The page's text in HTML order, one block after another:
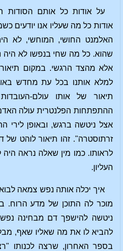
על אודות כל אותם הסודות
אודות כל מה שעליו אנו יודעים
האלמנט החושי, המוחשי, לא
שהוא. כל מה שחי בנפשו לא היה
אלא מהצד הרגשי. במקום תיאור
למלא אותנו בכל עת מחדש
תיאור של אותו עולם-
ההתפתחות הפלנטרית עולה
אצל ניטשה ברגש, ובאופן לירי
זרתוסטרה". זהו תיאור לוהט של
לראותו. כמו מין שאלה נראה היה
העליון.
איך יכלה אותה נפש צמאה
מוכר לה התוכן של מדע הרוח.
ניטשה להישפך דם מבחינה
להביא לו את מה שאליו שאף,
בספר האחרון, שרצה לכנותו